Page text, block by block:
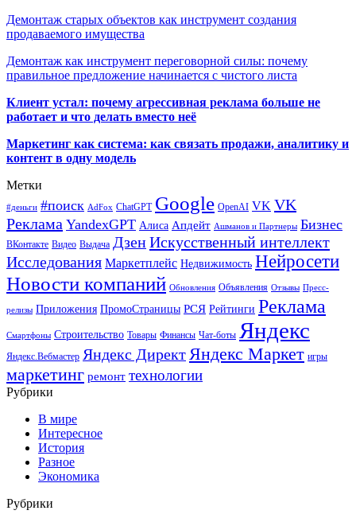
Демонтаж старых объектов как инструмент создания
продаваемого имущества
Демонтаж как инструмент переговорной силы: почему
правильное предложение начинается с чистого листа
Клиент устал: почему агрессивная реклама больше не
работает и что делать вместо неё
Маркетинг как система: как связать продажи, аналитику и
контент в одну модель
Метки
#деньги #поиск AdFox ChatGPT Google OpenAI VK VK
Реклама YandexGPT Алиса Апдейт Ашманов и Партнеры Бизнес
ВКонтакте Видео Выдача ДзенИскусственный интеллект
Исследования Маркетплейс Недвижимость Нейросети
Новости компаний Обновления Объявления Отзывы Пресс-
релизы Приложения ПромоСтраницы РСЯ Рейтинги Реклама
Смартфоны Строительство Товары Финансы Чат-боты Яндекс
Яндекс.Вебмастер Яндекс Директ Яндекс Маркет игры
маркетинг ремонт технологии
Рубрики
В мире
Интересное
История
Разное
Экономика
Рубрики